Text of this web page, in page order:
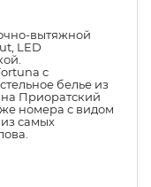
вытяжной
LED
с
белье из
Приоратский
номера с видом
из самых